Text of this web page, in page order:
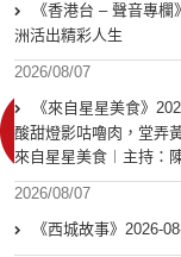
《香港台 – 聲音專
洲活出精彩人生
2026/08/07
《來自星星美食》
酸甜燈影咕嚕肉，堂弄
來自星星美食︱主持：
2026/08/07
《西城故事》2026-